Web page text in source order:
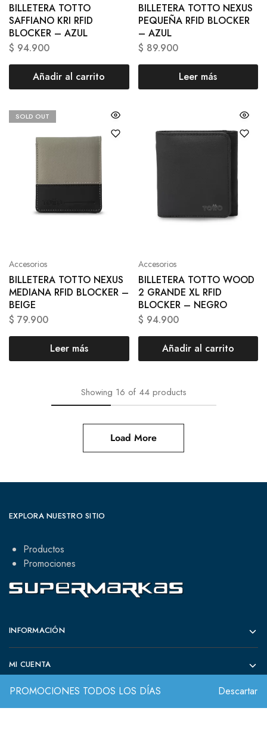
PROMOCIONES TODOS LOS DÍAS Descartar
BILLETERA TOTTO
SAFFIANO KRI RFID
BLOCKER – AZUL
$ 94.900
Añadir al carrito
BILLETERA TOTTO NEXUS
PEQUEÑA RFID BLOCKER
– AZUL
$ 89.900
Leer más
SOLD OUT
Accesorios
BILLETERA TOTTO NEXUS
MEDIANA RFID BLOCKER –
BEIGE
$ 79.900
Leer más
Accesorios
BILLETERA TOTTO WOOD
2 GRANDE XL RFID
BLOCKER – NEGRO
$ 94.900
Añadir al carrito
Showing 16 of 44 products
Load More
EXPLORA NUESTRO SITIO
Productos
Promociones
INFORMACIÓN
MI CUENTA
CONTACTO